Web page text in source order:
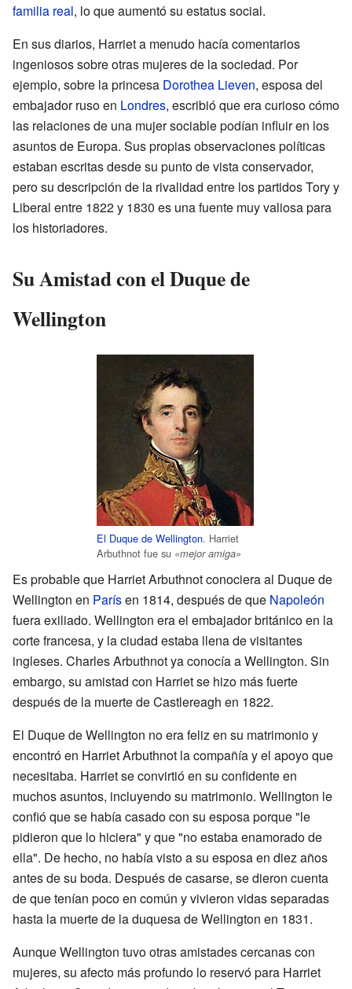
familia real, lo que aumentó su estatus social.
En sus diarios, Harriet a menudo hacía comentarios
ingeniosos sobre otras mujeres de la sociedad. Por
ejemplo, sobre la princesa Dorothea Lieven, esposa del
embajador ruso en Londres, escribió que era curioso cómo
las relaciones de una mujer sociable podían influir en los
asuntos de Europa. Sus propias observaciones políticas
estaban escritas desde su punto de vista conservador,
pero su descripción de la rivalidad entre los partidos Tory y
Liberal entre 1822 y 1830 es una fuente muy valiosa para
los historiadores.
Su Amistad con el Duque de
Wellington
El Duque de Wellington. Harriet
Arbuthnot fue su «mejor amiga»
Es probable que Harriet Arbuthnot conociera al Duque de
Wellington en Parísen 1814, después de que Napoleón
fuera exiliado. Wellington era el embajador británico en la
corte francesa, y la ciudad estaba llena de visitantes
ingleses. Charles Arbuthnot ya conocía a Wellington. Sin
embargo, su amistad con Harriet se hizo más fuerte
después de la muerte de Castlereagh en 1822.
El Duque de Wellington no era feliz en su matrimonio y
encontró en Harriet Arbuthnot la compañía y el apoyo que
necesitaba. Harriet se convirtió en su confidente en
muchos asuntos, incluyendo su matrimonio. Wellington le
confió que se había casado con su esposa porque "le
pidieron que lo hiciera" y que "no estaba enamorado de
ella". De hecho, no había visto a su esposa en diez años
antes de su boda. Después de casarse, se dieron cuenta
de que tenían poco en común y vivieron vidas separadas
hasta la muerte de la duquesa de Wellington en 1831.
Aunque Wellington tuvo otras amistades cercanas con
mujeres, su afecto más profundo lo reservó para Harriet